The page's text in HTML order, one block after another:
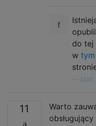
do tej
w
Matt
11
Warto